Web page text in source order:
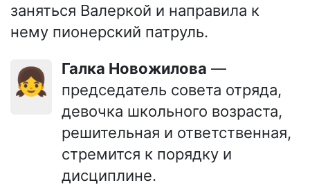
заняться Валеркой и направила к
нему пионерский патруль.
👧 Галка Новожилова —
председатель совета отряда,
девочка школьного возраста,
решительная и ответственная,
стремится к порядку и
дисциплине.